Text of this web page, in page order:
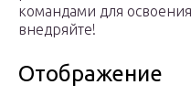
командами для
внедряйте!
Отображение